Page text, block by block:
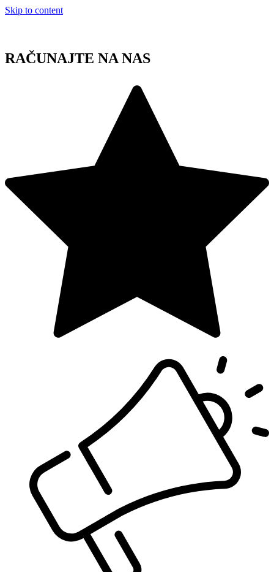
Skip to content
RAČUNAJTE NA NAS